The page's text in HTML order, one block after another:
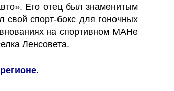
Его отец был знаменитым
спорт-бокс для гоночных
на спортивном МАНе
Ленсовета.